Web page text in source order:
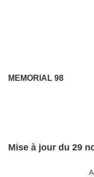
MEMORIAL 98
Mise à jour du 29
Au